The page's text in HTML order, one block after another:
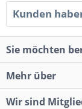
Kunden
Sie möchten
Mehr über
Wir sind